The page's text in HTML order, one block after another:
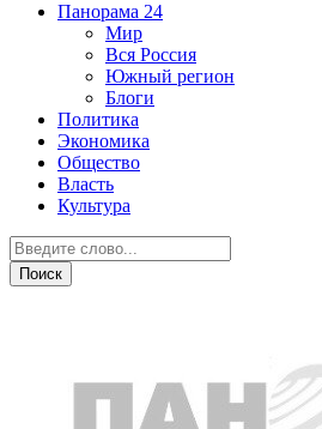
Панорама 24
Мир
Вся Россия
Южный регион
Блоги
Политика
Экономика
Общество
Власть
Культура